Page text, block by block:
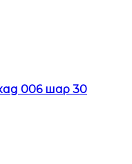
006 шар 30